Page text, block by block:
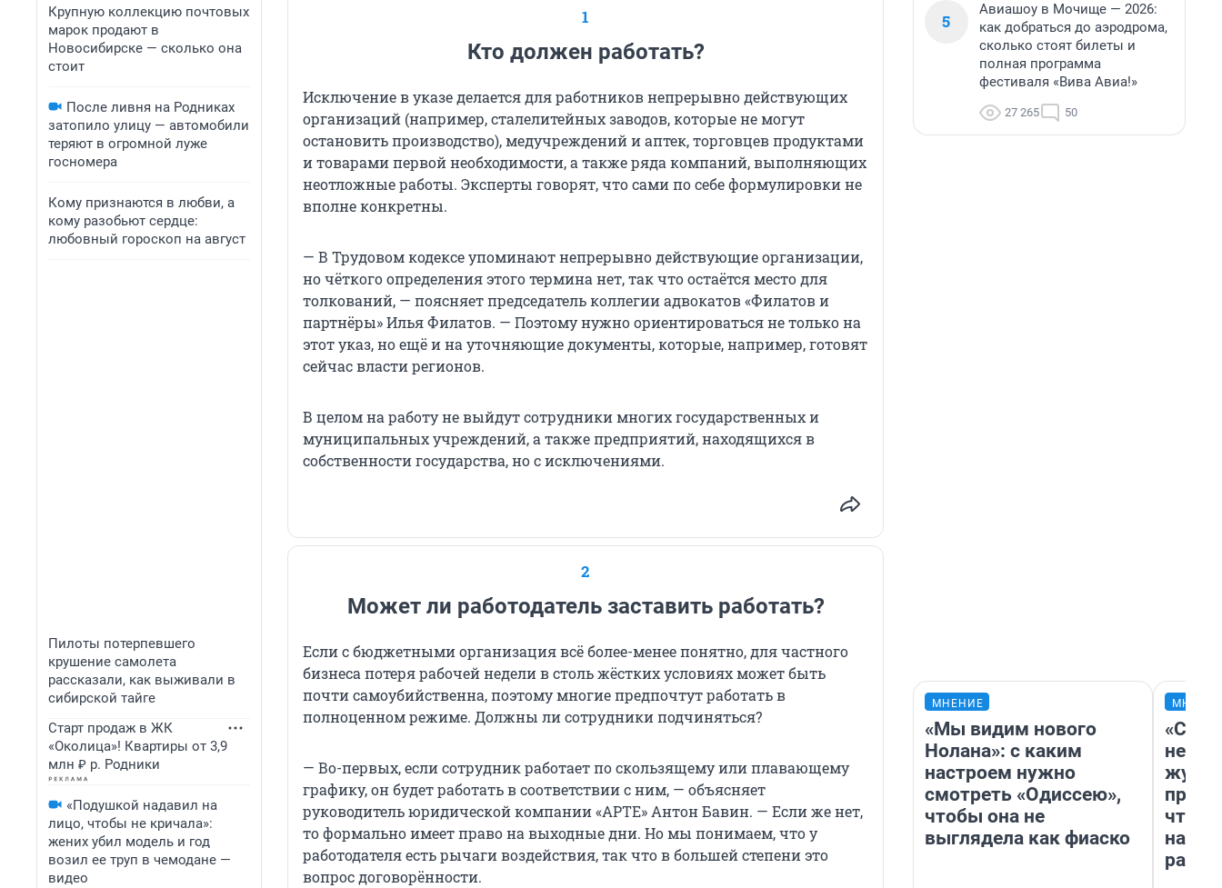
Крупную коллекцию почтовых
марок продают в
Новосибирске — сколько она
стоит
После ливня на Родниках
затопило улицу — автомобили
теряют в огромной луже
госномера
Кому признаются в любви, а
кому разобьют сердце:
любовный гороскоп на август
Пилоты потерпевшего
крушение самолета
рассказали, как выживали в
сибирской тайге
Старт продаж в ЖК
«Околица»! Квартиры от 3,9
млн ₽ р. Родники
«Подушкой надавил на
лицо, чтобы не кричала»:
жених убил модель и год
возил ее труп в чемодане —
видео
1
Кто должен работать?
Исключение в указе делается для работников непрерывно действующих
организаций (например, сталелитейных заводов, которые не могут
остановить производство), медучреждений и аптек, торговцев продуктами
и товарами первой необходимости, а также ряда компаний, выполняющих
неотложные работы. Эксперты говорят, что сами по себе формулировки не
вполне конкретны.
— В Трудовом кодексе упоминают непрерывно действующие организации,
но чёткого определения этого термина нет, так что остаётся место для
толкований, — поясняет председатель коллегии адвокатов «Филатов и
партнёры» Илья Филатов. — Поэтому нужно ориентироваться не только на
этот указ, но ещё и на уточняющие документы, которые, например, готовят
сейчас власти регионов.
В целом на работу не выйдут сотрудники многих государственных и
муниципальных учреждений, а также предприятий, находящихся в
собственности государства, но с исключениями.
2
Может ли работодатель заставить работать?
Если с бюджетными организация всё более-менее понятно, для частного
бизнеса потеря рабочей недели в столь жёстких условиях может быть
почти самоубийственна, поэтому многие предпочтут работать в
полноценном режиме. Должны ли сотрудники подчиняться?
— Во-первых, если сотрудник работает по скользящему или плавающему
графику, он будет работать в соответствии с ним, — объясняет
руководитель юридической компании «АРТЕ» Антон Бавин. — Если же нет,
то формально имеет право на выходные дни. Но мы понимаем, что у
работодателя есть рычаги воздействия, так что в большей степени это
вопрос договорённости.
5
Авиашоу в Мочище — 2026:
как добраться до аэродрома,
сколько стоят билеты и
полная программа
фестиваля «Вива Авиа!»
27 265 50
МНЕНИЕ
«Мы видим нового
Нолана»: с каким
настроем нужно
смотреть «Одиссею»,
чтобы она не
выглядела как фиаско
на
ради